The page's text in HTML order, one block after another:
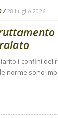
28 Luglio 2026
i confini del
norme sono